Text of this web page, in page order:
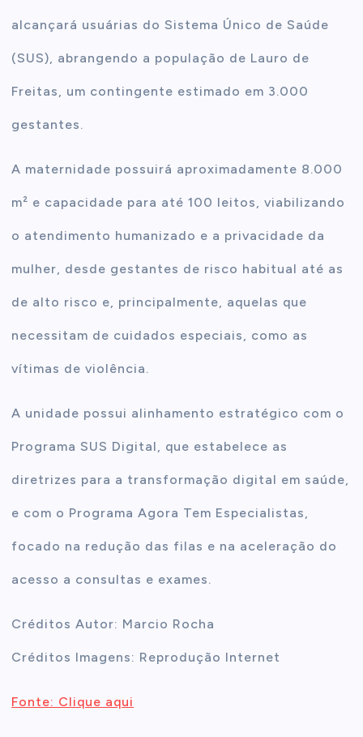
alcançará usuárias do Sistema Único de Saúde
(SUS), abrangendo a população de Lauro de
Freitas, um contingente estimado em 3.000
gestantes.
A maternidade possuirá aproximadamente 8.000
m² e capacidade para até 100 leitos, viabilizando
o atendimento humanizado e a privacidade da
mulher, desde gestantes de risco habitual até as
de alto risco e, principalmente, aquelas que
necessitam de cuidados especiais, como as
vítimas de violência.
A unidade possui alinhamento estratégico com o
Programa SUS Digital, que estabelece as
diretrizes para a transformação digital em saúde,
e com o Programa Agora Tem Especialistas,
focado na redução das filas e na aceleração do
acesso a consultas e exames.
Créditos Autor: Marcio Rocha
Créditos Imagens: Reprodução Internet
Fonte: Clique aqui